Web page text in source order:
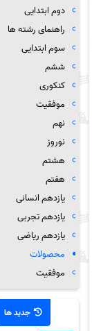
دوم ابتدایی
راهنمای رشته ها
سوم ابتدایی
ششم
کنکوری
موفقیت
نهم
نوروز
هشتم
هفتم
یازدهم انسانی
یازدهم تجربی
یازدهم ریاضی
محصولات
موفقیت
جدید ها